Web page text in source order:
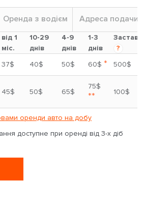
Оренда з водієм Адреса подачи
від 1
міс.
10-29
днів
4-9
днів
1-3
днів
Застава
?
37$ 40$ 50$ 60$ *
500$
45$ 50$ 65$
75$
** 100$
оренди авто на добу
доступне при оренді від 3-х діб